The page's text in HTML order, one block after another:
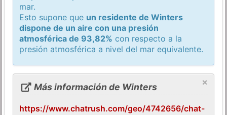
mar.
Esto supone que un residente de Winters
dispone de un aire con una presión
atmosférica de 93,82% con respecto a la
presión atmosférica a nivel del mar equivalente.
×
Más información de Winters
https://www.chatrush.com/geo/4742656/chat-